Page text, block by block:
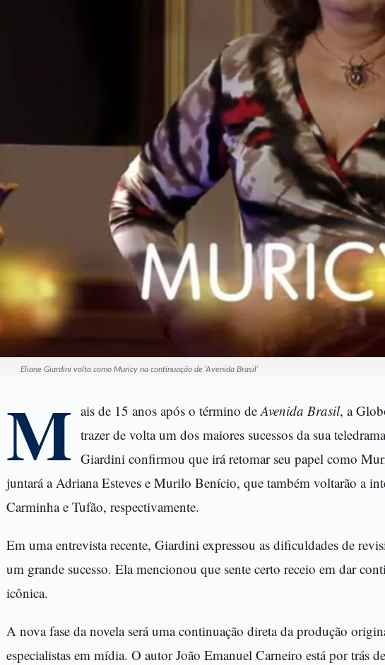
Eliane Giardini volta como Muricy na continuação de ‘Avenida Brasil’
M ais de 15 anos após o término deAvenida Brasil, a
trazer de volta um dos maiores sucessos da sua
Giardini confirmou que irá retomar seu papel como
juntará a Adriana Esteves e Murilo Benício, que também voltarão a
Carminha e Tufão, respectivamente.
Em uma entrevista recente, Giardini expressou as dificuldades de
um grande sucesso. Ela mencionou que sente certo receio em dar
icônica.
A nova fase da novela será uma continuação direta da produção
especialistas em mídia. O autor João Emanuel Carneiro está por trás